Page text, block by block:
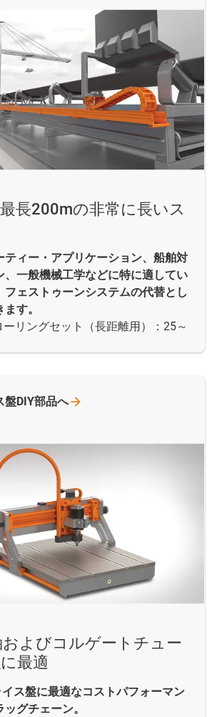
長200mの非常に長いス
ティー・アプリケーション、船舶対
、一般機械工学などに特に適してい
フェストゥーンシステムの代替とし
す。
ーリングセット（長距離用）：25～
およびコルゲートチュー
最適
イス盤に最適なコストパフォーマン
グチェーン。
盤DIY部品へ